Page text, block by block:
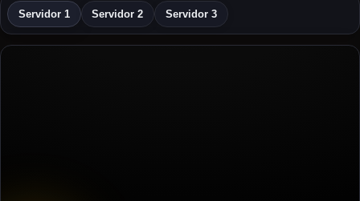
Servidor 1 Servidor 2 Servidor 3